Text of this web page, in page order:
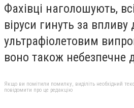
Фахівці наголошують,
віруси гинуть за впливу
ультрафіолетовим
воно також небезпечне
Якщо ви помітили помилку, виділіть необхідний
повідомити про це редакцію